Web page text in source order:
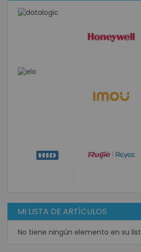
MI LISTA DE ARTÍCULOS
No tiene ningún elemento en su